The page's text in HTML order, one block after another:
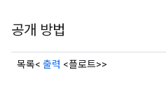
공개 방법
목록< 출력 <플로트>>